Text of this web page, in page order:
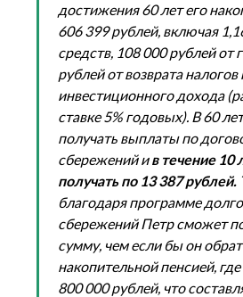
достижения 60 лет его
606 399 рублей, включая
средств, 108 000 рублей от
рублей от возврата
инвестиционного дохода
ставке 5% годовых). В 60
получать выплаты по
сбережений ив течение 10
получать по 13 387 рублей.
благодаря программе
сбережений Петр сможет
сумму, чем если бы он
накопительной пенсией,
800 000 рублей, что